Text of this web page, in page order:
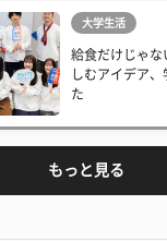
大学生活
給食だけじゃ
しむアイデア
た
もっと見る